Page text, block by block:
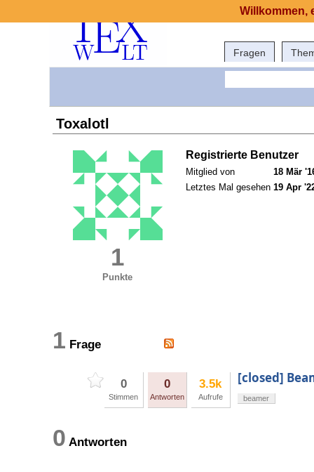
Fragen
Toxalotl
1
Punkte
Registrierte Benutzer
Mitglied von
18 Mär
Letztes Mal gesehen 19 Apr
1 Frage
0
Stimmen
0
Antworten
3.5k
Aufrufe
[closed]
beamer
0 Antworten
Willkommen,